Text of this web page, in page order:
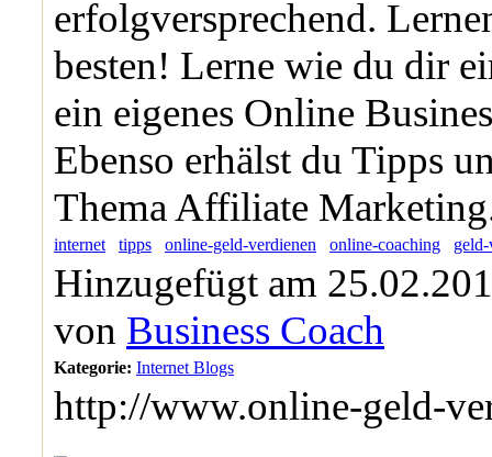
erfolgversprechend.
besten! Lerne wie du dir
ein eigenes Online
Ebenso erhälst du Tipps
Thema Affiliate
internet tipps online-geld-verdienen online-coaching
Hinzugefügt am
von Business Coach
Kategorie: Internet Blogs
http://www.online-geld-